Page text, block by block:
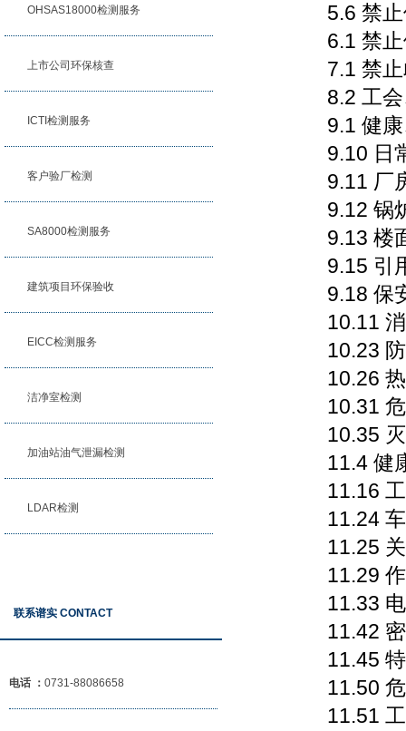
OHSAS18000检测服务
上市公司环保核查
ICTI检测服务
客户验厂检测
SA8000检测服务
建筑项目环保验收
EICC检测服务
洁净室检测
加油站油气泄漏检测
LDAR检测
联系谱实 CONTACT
电话 ： 0731-88086658
5.6 禁止
6.1 禁止
7.1 禁止
8.2 工会
9.1 健康
9.10 日常
9.11 厂房
9.12 锅炉
9.13 楼面
9.15 引用
9.18 保安
10.11 消
10.23 防
10.26 热
10.31 危
10.35 灭
11.4 健康
11.16 工
11.24 车
11.25 关
11.29 作
11.33 电
11.42 密
11.45 特
11.50 危
11.51 工